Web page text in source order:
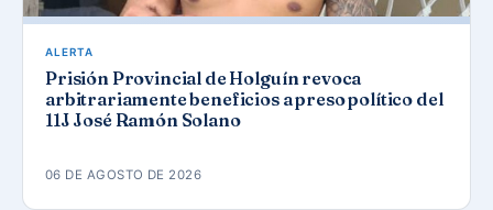
ALERTA
Prisión Provincial de Holguín revoca
arbitrariamente beneficios a preso político del
11J José Ramón Solano
06 DE AGOSTO DE 2026